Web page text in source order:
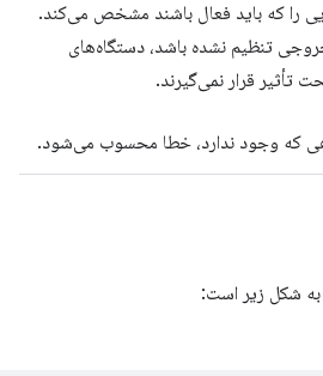
را که باید فعال باشند مشخص می‌کند.
تنظیم نشده باشد، دستگاه‌های
تأثیر قرار نمی‌گیرند.
که وجود ندارد، خطا محسوب می‌شود.
به شکل زیر است: